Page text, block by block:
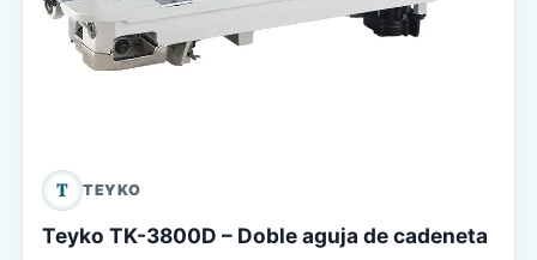
T TEYKO
Teyko TK-3800D – Doble aguja de cadeneta